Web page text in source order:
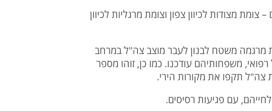
מצודות לכיוון צפון וצומת מרגליות לכיוון
מרגמה משטח לבנון לעבר מוצב צה"ל במרחב
משפחותיהם עודכנו. כמו כן, זוהו מספר
צה"ל תקפו את מקורות הירי.